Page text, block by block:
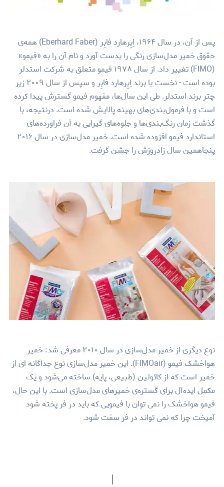
پس از آن، در سال ۱۹۶۴، اِبِرهارد فابِر (Eberhard Faber) همه‌ی
حقوق خمیر مدل‌سازی رنگی را بدست آورد و نام آن را به «فیمو»
(FIMO) تغییر داد. از سال ۱۹۷۸ فیمو متعلق به شرکت استدلر
بوده است - نخست با برند اِبِرهارد فابِر و سپس از سال ۲۰۰۹ زیر
چتر برند استدلر. طی این سال‌ها، مفهوم فیمو گسترش پیدا کرده
است و با فرمول‌بندی‌های بهینه پالایش شده است. درنتیجه، با
گذشت زمان رنگ‌بندی‌ها و جلوه‌های گیرایی به آن فراورده‌های
استاندارد فیمو افزوده شده است. خمیر مدل‌سازی در سال ۲۰۱۶
پنجاهمین سال زادروزش را جشن گرفت.
نوع دیگری از خمیر مدل‌سازی در سال ۲۰۱۰ معرفی شد: خمیر
هواخشک فیمو (FIMOair). این خمیر مدل‌سازی نوع جداگانه ای از
خمیر است که از کائولین (طبیعی، پایه) ساخته می‌شود و یک
مکمل ایده‌آل برای گستره‌ی خمیرهای مدل‌سازی است. با این حال‌،
فیمو هواخشک را نمی توان با فیمویی که باید در فر پخته شود
آمیخت چرا که نمی تواند در فر سفت شود.